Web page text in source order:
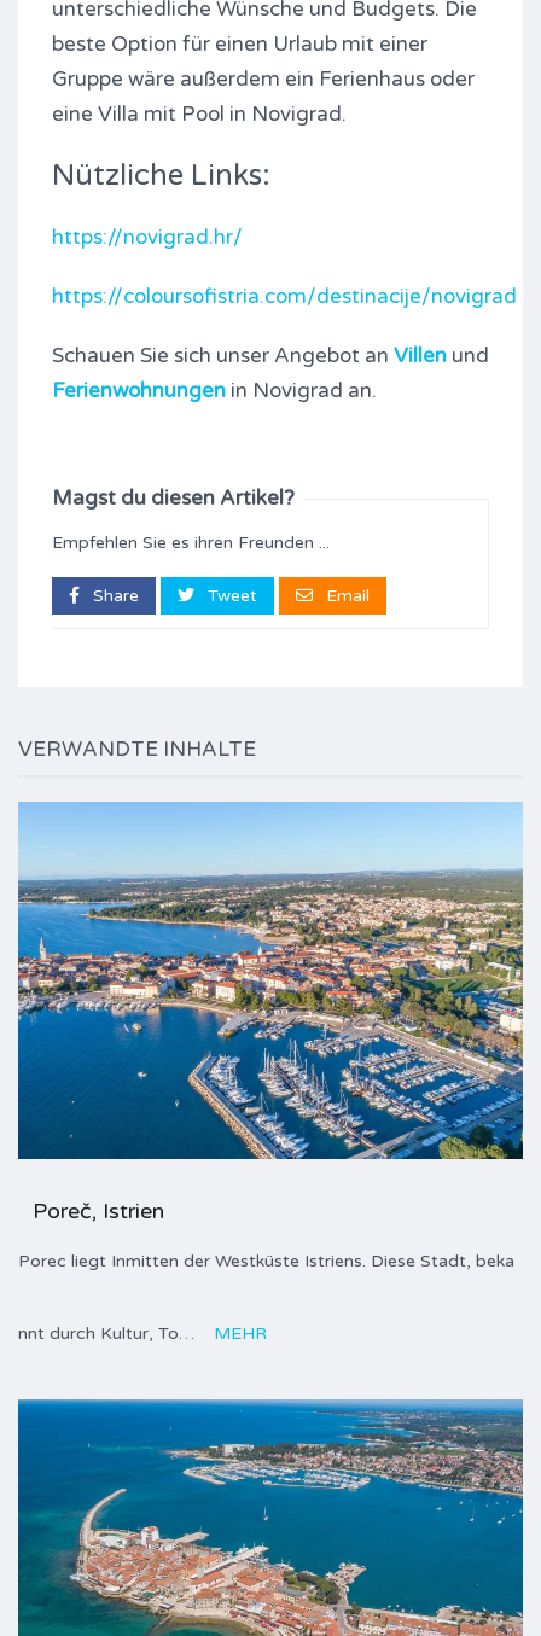
unterschiedliche Wünsche und Budgets. Die
beste Option für einen Urlaub mit einer
Gruppe wäre außerdem ein Ferienhaus oder
eine Villa mit Pool in Novigrad.
Nützliche Links:
https://novigrad.hr/
https://coloursofistria.com/destinacije/novigrad
Schauen Sie sich unser Angebot an Villen und
Ferienwohnungen in Novigrad an.
Magst du diesen Artikel?
Empfehlen Sie es ihren Freunden ...
Share Tweet Email
VERWANDTE INHALTE
Poreč, Istrien
Porec liegt Inmitten der Westküste Istriens. Diese Stadt, beka
nnt durch Kultur, To… MEHR